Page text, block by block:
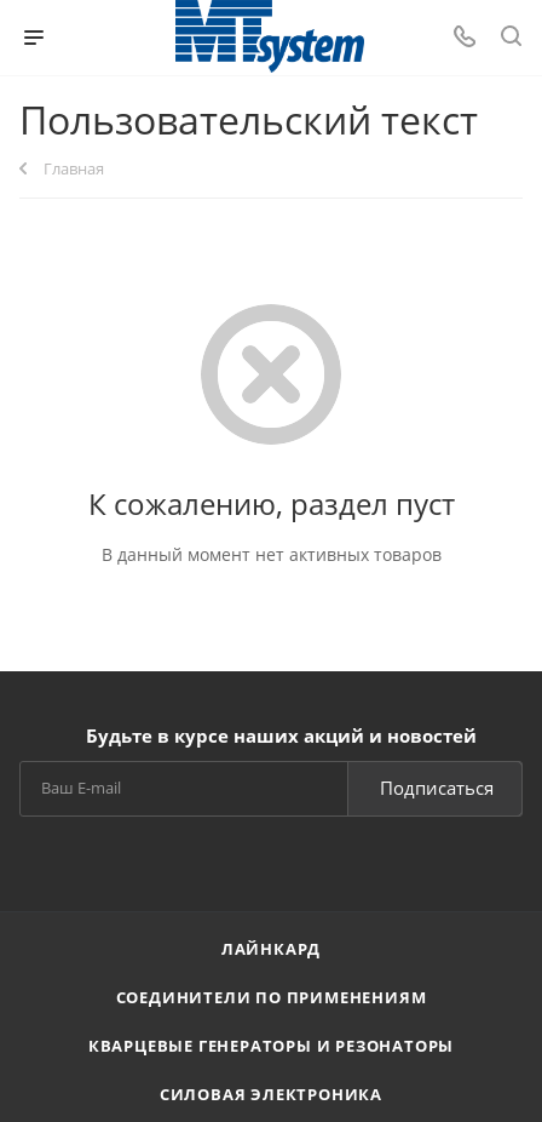
Пользовательский текст
Главная
К сожалению, раздел пуст
В данный момент нет активных товаров
Будьте в курсе наших акций и новостей
Подписаться
ЛАЙНКАРД
СОЕДИНИТЕЛИ ПО ПРИМЕНЕНИЯМ
КВАРЦЕВЫЕ ГЕНЕРАТОРЫ И РЕЗОНАТОРЫ
СИЛОВАЯ ЭЛЕКТРОНИКА